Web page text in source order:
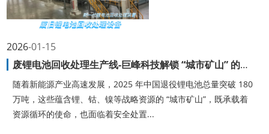
01-15
2026
废锂电池回收处理生产线-巨峰科技解锁 “城市矿山” 的全链密码
随着新能源产业高速发展，2025 年中国退役锂电池总量突破 180
万吨，这些蕴含锂、钴、镍等战略资源的 “城市矿山”，既承载着
资源循环的使命，也面临着安全处置...